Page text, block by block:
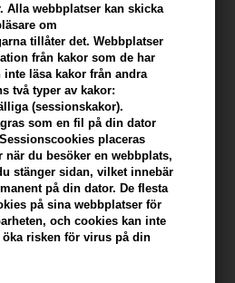
Alla webbplatser kan skicka
om
tillåter det. Webbplatser
från kakor som de har
läsa kakor från andra
två typer av kakor:
(sessionskakor).
som en fil på din dator
placeras
du besöker en webbplats,
stänger sidan, vilket innebär
på din dator. De flesta
på sina webbplatser för
och cookies kan inte
risken för virus på din
spray 200ml
Brand:Lernberger Stafsing